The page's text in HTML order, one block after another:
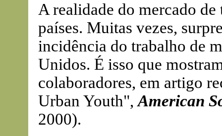
A realidade do mercado
países. Muitas vezes,
incidência do trabalho de
Unidos. É isso que
colaboradores, em artigo
Urban Youth",American
2000).